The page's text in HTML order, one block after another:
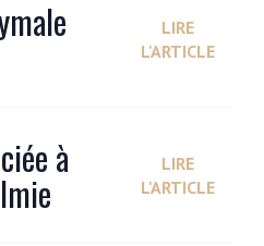
LIRE
L'ARTICLE
à
LIRE
L'ARTICLE